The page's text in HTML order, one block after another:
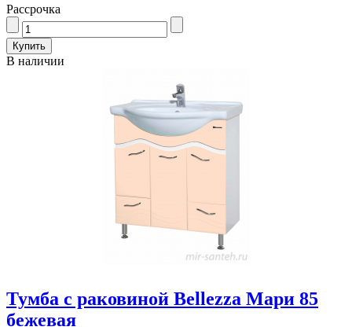
Рассрочка
В наличии
Тумба с раковиной Bellezza Мари 85
бежевая